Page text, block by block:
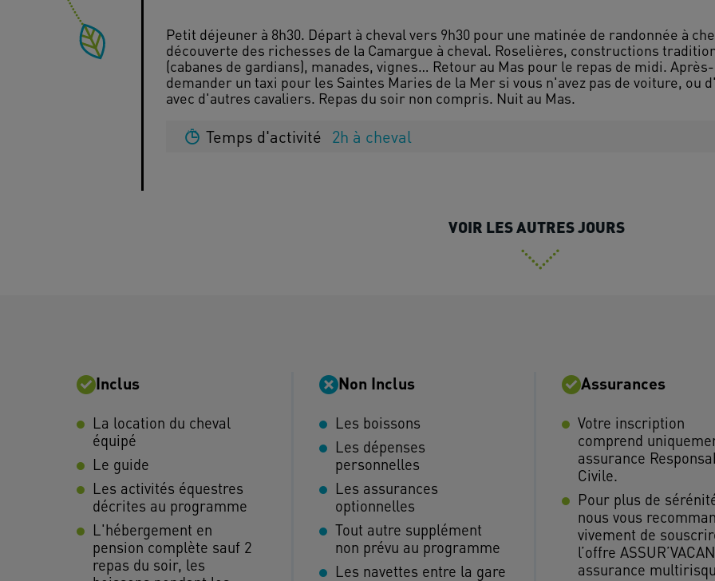
Petit déjeuner à 8h30. Départ à cheval vers 9h30 pour une matinée de randonnée à
découverte des richesses de la Camargue à cheval. Roselières, constructions
(cabanes de gardians), manades, vignes… Retour au Mas pour le repas de midi.
demander un taxi pour les Saintes Maries de la Mer si vous n'avez pas de voiture,
Temps d'activité 2h à cheval
VOIR LES AUTRES JOURS
Inclus
La location du cheval
équipé
Le guide
Les activités équestres
décrites au programme
L'hébergement en
pension complète sauf 2
repas du soir, les
Non Inclus
Les boissons
Les dépenses
personnelles
Les assurances
optionnelles
Tout autre supplément
non prévu au programme
Les navettes entre la gare
Assurances
Votre inscription
comprend
assurance
Civile.
Pour plus de
nous vous
vivement de
l’offre
assurance